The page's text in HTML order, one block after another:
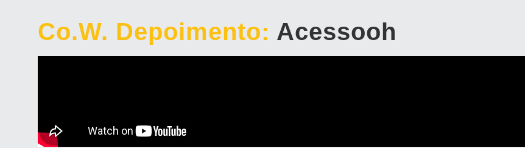
Co.W. Depoimento: Acessooh